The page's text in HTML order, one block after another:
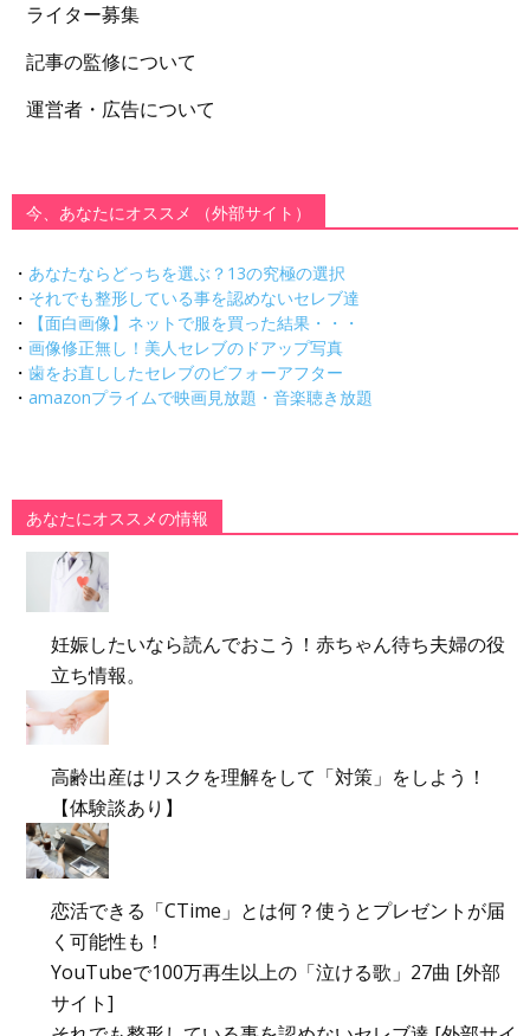
ライター募集
記事の監修について
運営者・広告について
今、あなたにオススメ （外部サイト）
・ あなたならどっちを選ぶ？13の究極の選択
・ それでも整形している事を認めないセレブ達
・
【面白画像】ネットで服を買った結果・・・
・ 画像修正無し！美人セレブのドアップ写真
・ 歯をお直ししたセレブのビフォーアフター
・ amazonプライムで映画見放題・音楽聴き放題
あなたにオススメの情報
妊娠したいなら読んでおこう！赤ちゃん待ち夫婦の役
立ち情報。
高齢出産はリスクを理解をして「対策」をしよう！
【体験談あり】
恋活できる「CTime」とは何？使うとプレゼントが届
く可能性も！
YouTubeで100万再生以上の「泣ける歌」27曲 [外部
サイト]